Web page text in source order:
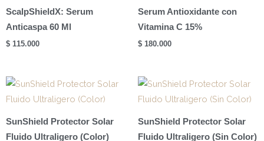
ScalpShieldX: Serum
Anticaspa 60 Ml
$ 115.000
Serum Antioxidante con
Vitamina C 15%
$ 180.000
SunShield Protector Solar
Fluido Ultraligero (Color)
SunShield Protector Solar
Fluido Ultraligero (Sin Color)